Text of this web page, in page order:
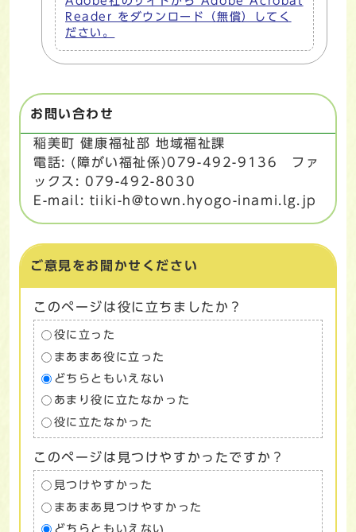
Reader をダウンロード（無償）してく
ださい。
お問い合わせ
稲美町 健康福祉部 地域福祉課
電話: (障がい福祉係)079-492-9136 ファ
ックス: 079-492-8030
E-mail: tiiki-h@town.hyogo-inami.lg.jp
ご意見をお聞かせください
このページは役に立ちましたか？
役に立った
まあまあ役に立った
どちらともいえない
あまり役に立たなかった
役に立たなかった
このページは見つけやすかったですか？
見つけやすかった
まあまあ見つけやすかった
どちらともいえない